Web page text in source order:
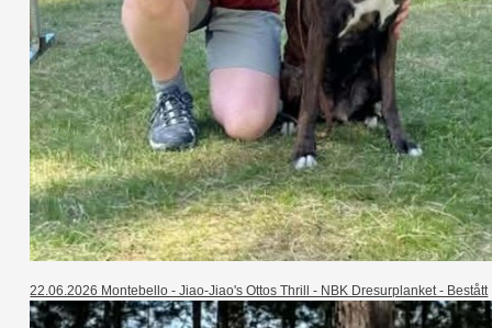
22.06.2026 Montebello - Jiao-Jiao's Ottos Thrill - NBK Dresurplanket - Bestått